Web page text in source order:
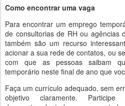
Como encontrar uma vaga
Para encontrar um emprego
de consultorias de RH ou agências
também são um recurso
acionar a sua rede de contatos, ou
com que as pessoas saibam
temporário neste final de ano que
Faça um currículo adequado, sem
objetivo claramente.